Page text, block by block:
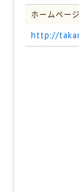
ホームページ
http://